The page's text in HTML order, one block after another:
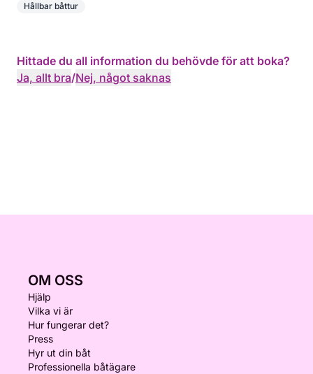
Hållbar båttur
Hittade du all information du behövde för att boka?
Ja, allt bra/Nej, något saknas
OM OSS
Hjälp
Vilka vi är
Hur fungerar det?
Press
Hyr ut din båt
Professionella båtägare